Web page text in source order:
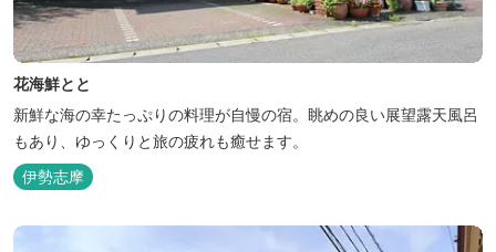
花海鮮とと
新鮮な海の幸たっぷりの料理が自慢の宿。眺めの良い展望露天風呂
もあり、ゆっくりと旅の疲れも癒せます。
伊勢志摩